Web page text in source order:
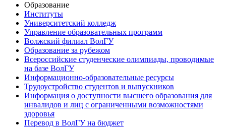
Образование
Институты
Университетский колледж
Управление образовательных программ
Волжский филиал ВолГУ
Образование за рубежом
Всероссийские студенческие олимпиады, проводимые
на базе ВолГУ
Информационно-образовательные ресурсы
Трудоустройство студентов и выпускников
Информация о доступности высшего образования для
инвалидов и лиц с ограниченными возможностями
здоровья
Перевод в ВолГУ на бюджет